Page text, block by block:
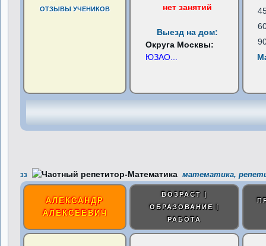
ОТЗЫВЫ УЧЕНИКОВ нет занятий
Выезд на дом:
Округа Москвы:
ЮЗАО
33 математика,
АЛЕКСАНДР
АЛЕКСЕЕВИЧ
ВОЗРАСТ |
ОБРАЗОВАНИЕ |
РАБОТА